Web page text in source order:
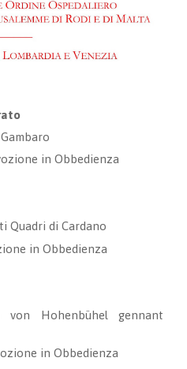
in Obbedienza
Quadri di Cardano
in Obbedienza
von Hohenbühel gennant
in Obbedienza